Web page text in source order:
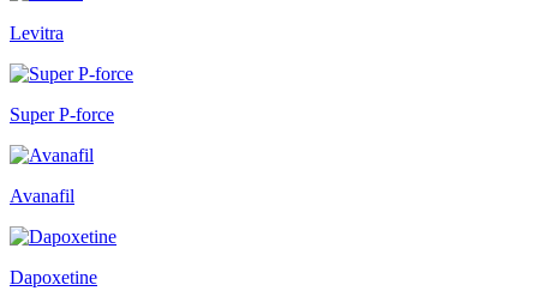
Levitra
Super P-force
Avanafil
Dapoxetine